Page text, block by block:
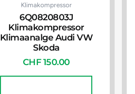
Klimakompressor
6Q0820803J
Klimakompressor
Klimaanalge Audi VW
Skoda
CHF150.00